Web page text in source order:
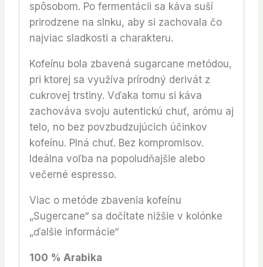
spôsobom. Po fermentácii sa káva suší
prirodzene na slnku, aby si zachovala čo
najviac sladkosti a charakteru.
Kofeínu bola zbavená sugarcane metódou,
pri ktorej sa využíva prírodný derivát z
cukrovej trstiny. Vďaka tomu si káva
zachováva svoju autentickú chuť, arómu aj
telo, no bez povzbudzujúcich účinkov
kofeínu. Plná chuť. Bez kompromisov.
Ideálna voľba na popoludňajšie alebo
večerné espresso.
Viac o metóde zbavenia kofeínu
„Sugercane“ sa dočítate nižšie v kolónke
„ďalšie informácie“
100 % Arabika